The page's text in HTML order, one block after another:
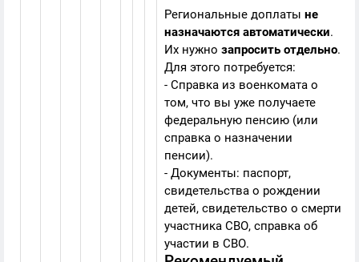
Региональные доплаты не
назначаются автоматически.
Их нужно запросить отдельно.
Для этого потребуется:
- Справка из военкомата о
том, что вы уже получаете
федеральную пенсию (или
справка о назначении
пенсии).
- Документы: паспорт,
свидетельства о рождении
детей, свидетельство о смерти
участника СВО, справка об
участии в СВО.